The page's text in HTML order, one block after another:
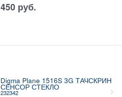
450 руб.
Digma Plane 1516S 3G ТАЧСКРИН
СЕНСОР СТЕКЛО
232342